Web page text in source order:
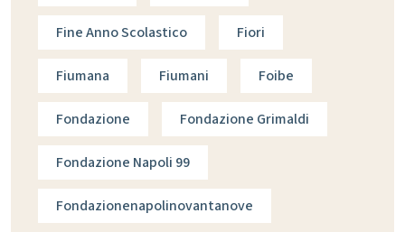
Fine Anno Scolastico Fiori
Fiumana Fiumani Foibe
Fondazione Fondazione Grimaldi
Fondazione Napoli 99
Fondazionenapolinovantanove